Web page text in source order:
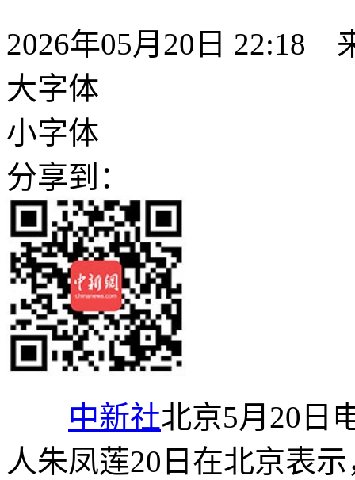
2026年05月20日 22:18
大字体
小字体
分享到：
中新社北京5月20日
人朱凤莲20日在北京表